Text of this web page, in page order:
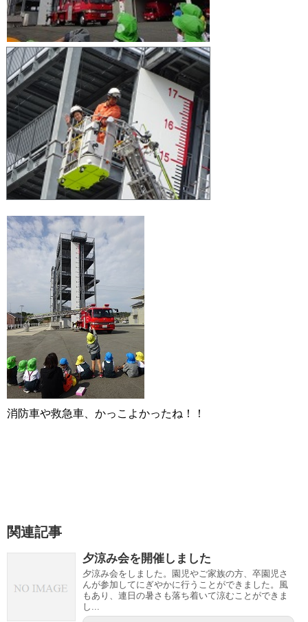
消防車や救急車、かっこよかったね！！
関連記事
夕涼み会を開催しました
夕涼み会をしました。園児やご家族の方、卒園児さ
んが参加してにぎやかに行うことができました。風
もあり、連日の暑さも落ち着いて涼むことができま
し...